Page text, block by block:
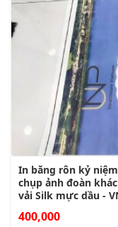
In băng rôn kỷ
chụp ảnh đoàn
vải Silk mực dầu -
400,000